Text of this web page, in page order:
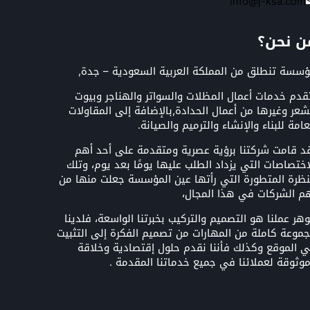
نحن؟
تنطلق من المملكة العربية السعودية – جدة,
خدمات أعمال المظلات والسواتر والهناجر وبيوت
وغيرها من أعمال الحدادة,بالإضافة إلى المقاولات
للبناء والإنشاء والترميم والصيانة.
قامت شركتنا برؤية عصرية ومتقدمة على أحد أهم
التي يزداد الطلب عليها يومًا بعد يوم، وتلك
المتطورة التي رأتها عين المؤسسة جعلت منها من
الشركات في هذا المجال،
عملنا هو التصميم والتركيب بخبرتنا الواسعة، فلدينا
كاملة من المهارات من تصميم الفكرة إلى التثبيت
الموقع وكذلك فأننا نقدم حلول إقتصادية وخلاقة
لعملائنا في جميع خدماتنا المقدمة .